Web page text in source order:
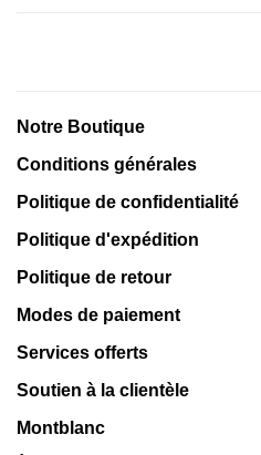
Notre Boutique
Conditions générales
Politique de confidentialité
Politique d'expédition
Politique de retour
Modes de paiement
Services offerts
Soutien à la clientèle
Montblanc